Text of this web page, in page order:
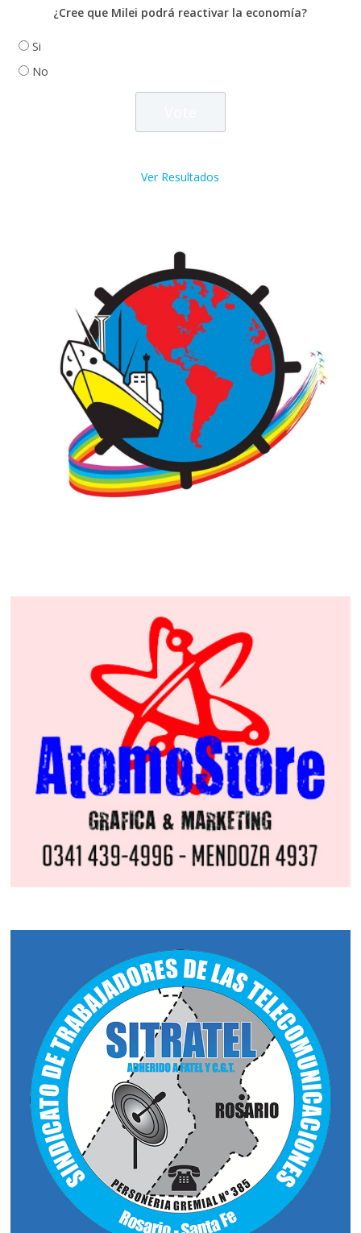
¿Cree que Milei podrá reactivar la economía?
Si
No
Ver Resultados